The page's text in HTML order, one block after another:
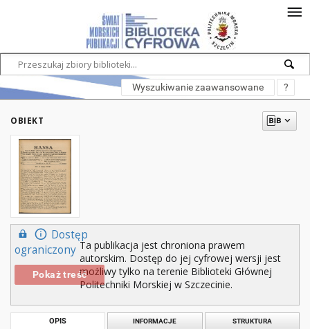
Wyszukiwanie zaawansowane ?
OBIEKT
Dostęp
ograniczony
Pokaż treść
Ta publikacja jest chroniona prawem
autorskim. Dostęp do jej cyfrowej wersji jest
możliwy tylko na terenie Biblioteki Głównej
Politechniki Morskiej w Szczecinie.
OPIS INFORMACJE STRUKTURA